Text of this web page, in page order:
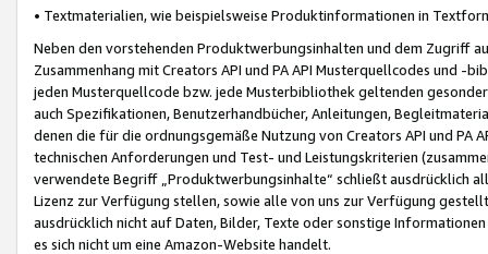
• Textmaterialien, wie beispielsweise Produktinformationen in
Neben den vorstehenden Produktwerbungsinhalten und dem Zugriff
Zusammenhang mit Creators API und PA API Musterquellcodes und
jeden Musterquellcode bzw. jede Musterbibliothek geltenden
auch Spezifikationen, Benutzerhandbücher, Anleitungen,
denen die für die ordnungsgemäße Nutzung von Creators API und PA
technischen Anforderungen und Test- und Leistungskriterien
verwendete Begriff „Produktwerbungsinhalte“ schließt ausdrücklich
Lizenz zur Verfügung stellen, sowie alle von uns zur Verfügung
ausdrücklich nicht auf Daten, Bilder, Texte oder sonstige
es sich nicht um eine Amazon-Website handelt.